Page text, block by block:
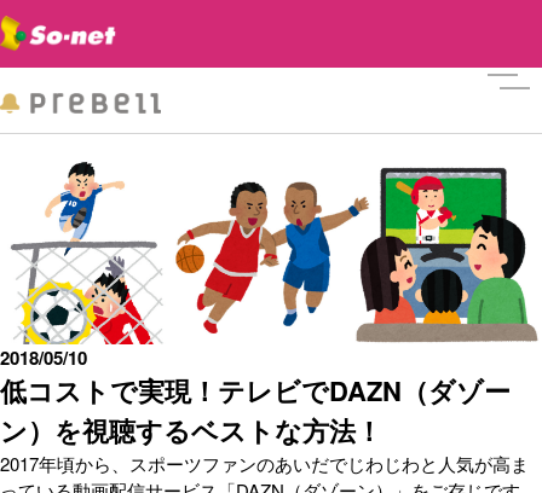
低コストで実現！テレビでDAZN（ダゾー
ン）を視聴するベストな方法！
2018/05/10
2017年頃から、スポーツファンのあいだでじわじわと人気が高ま